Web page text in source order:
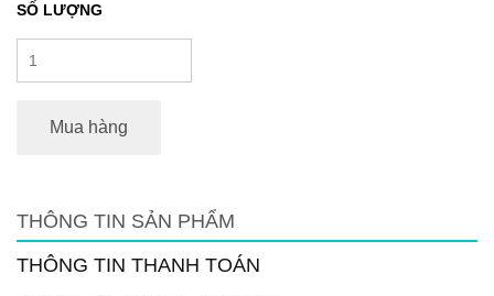
SỐ LƯỢNG
Mua hàng
THÔNG TIN SẢN PHẨM
THÔNG TIN THANH TOÁN